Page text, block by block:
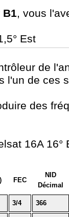
B1, vous
Est
de
l'un de ces
des
16A 16°
FEC
NID
Décimal
3/4 366